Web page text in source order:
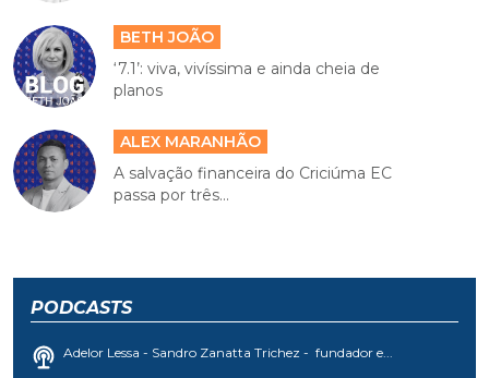
BETH JOÃO
‘7.1’: viva, vivíssima e ainda cheia de
planos
ALEX MARANHÃO
A salvação financeira do Criciúma EC
passa por três...
PODCASTS
Adelor Lessa - Sandro Zanatta Trichez - fundador e...